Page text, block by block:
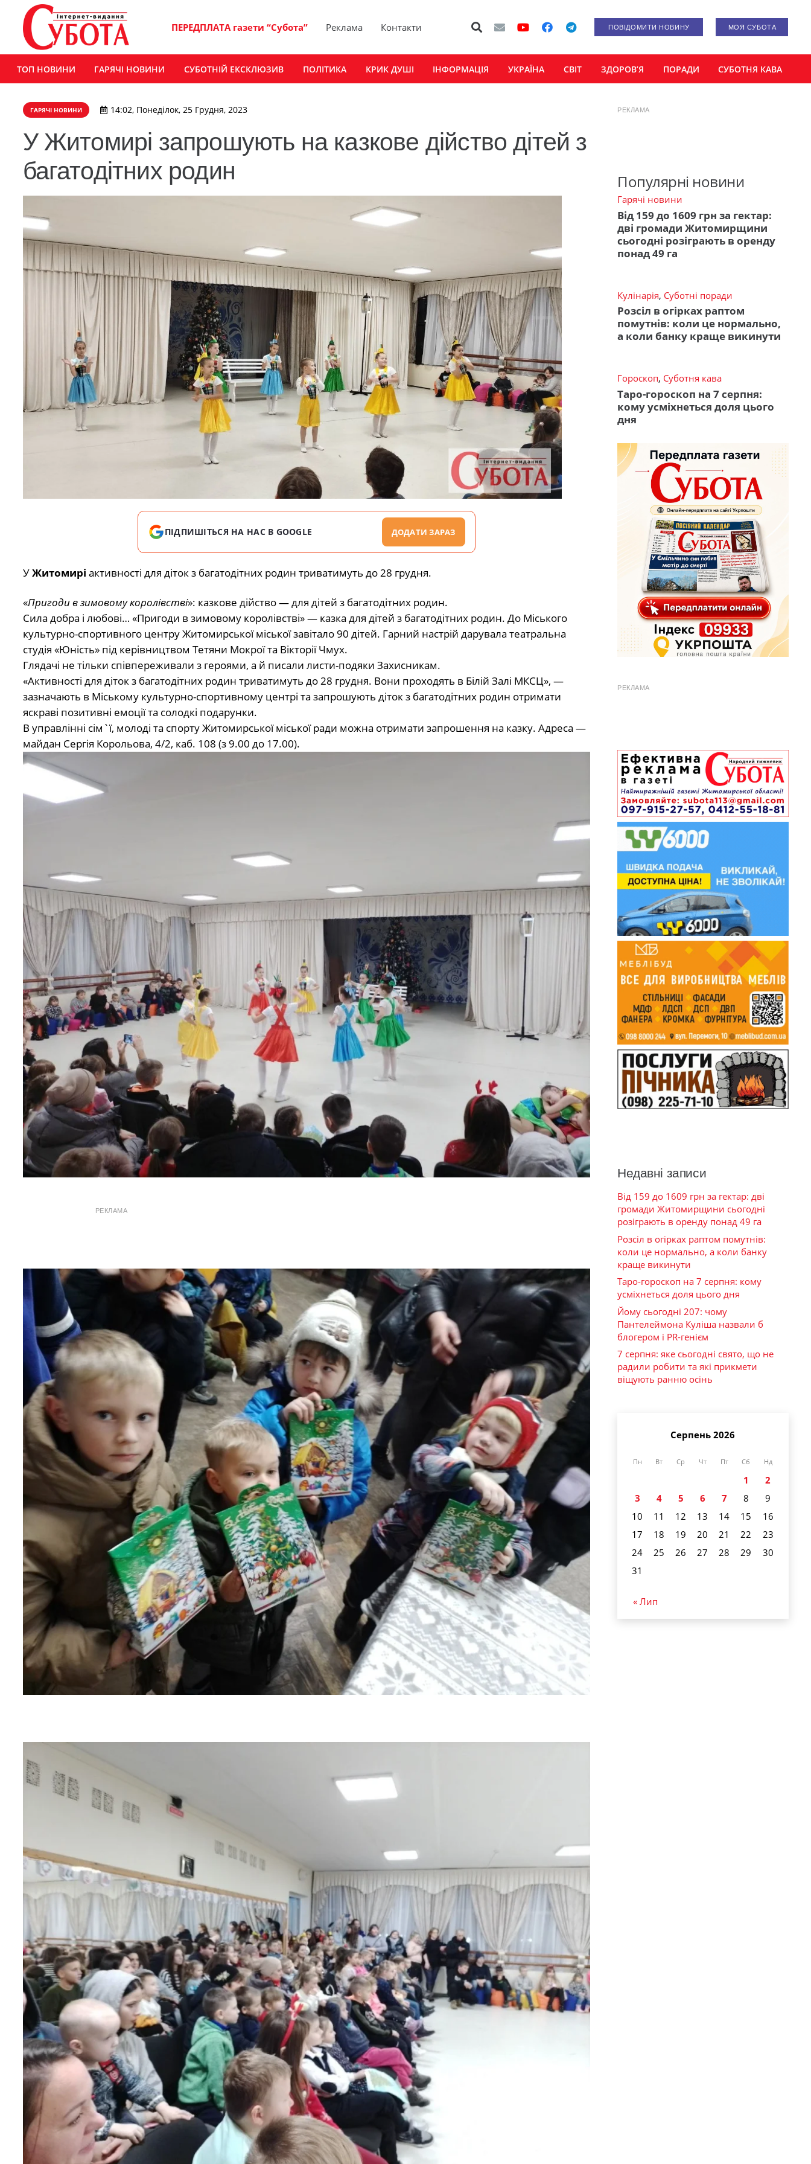
ПЕРЕДПЛАТА газети “Субота” Реклама Контакти ПОВІДОМИТИ НОВИНУ МОЯ СУБОТА
ТОП НОВИНИ ГАРЯЧІ НОВИНИ СУБОТНІЙ ЕКСКЛЮЗИВ ПОЛІТИКА КРИК ДУШІ ІНФОРМАЦІЯ УКРАЇНА СВІТ ЗДОРОВ’Я ПОРАДИ СУБОТНЯ КАВА
ГАРЯЧІ НОВИНИ 14:02, Понеділок, 25 Грудня, 2023
У Житомирі запрошують на казкове дійство дітей з
багатодітних родин
ПІДПИШІТЬСЯ НА НАС В GOOGLE ДОДАТИ ЗАРАЗ
УЖитомирі активності для діток з багатодітних родин триватимуть до 28 грудня.
«Пригоди в зимовому королівстві»: казкове дійство — для дітей з багатодітних родин.
Сила добра і любові… «Пригоди в зимовому королівстві» — казка для дітей з багатодітних родин. До Міського
культурно-спортивного центру Житомирської міської завітало 90 дітей. Гарний настрій дарувала театральна
студія «Юність» під керівництвом Тетяни Мокрої та Вікторії Чмух.
Глядачі не тільки співпереживали з героями, а й писали листи-подяки Захисникам.
«Активності для діток з багатодітних родин триватимуть до 28 грудня. Вони проходять в Білій Залі МКСЦ», —
зазначають в Міському культурно-спортивному центрі та запрошують діток з багатодітних родин отримати
яскраві позитивні емоції та солодкі подарунки.
В управлінні сім`ї, молоді та спорту Житомирської міської ради можна отримати запрошення на казку. Адреса —
майдан Сергія Корольова, 4/2, каб. 108 (з 9.00 до 17.00).
РЕКЛАМА
РЕКЛАМА
Популярні новини
Гарячі новини
Від 159 до 1609 грн за гектар:
дві громади Житомирщини
сьогодні розіграють в оренду
понад 49 га
Кулінарія, Суботні поради
Розсіл в огірках раптом
помутнів: коли це нормально,
а коли банку краще викинути
Гороскоп, Суботня кава
Таро-гороскоп на 7 серпня:
кому усміхнеться доля цього
дня
РЕКЛАМА
Недавні записи
Від 159 до 1609 грн за гектар: дві
громади Житомирщини сьогодні
розіграють в оренду понад 49 га
Розсіл в огірках раптом помутнів:
коли це нормально, а коли банку
краще викинути
Таро-гороскоп на 7 серпня: кому
усміхнеться доля цього дня
Йому сьогодні 207: чому
Пантелеймона Куліша назвали б
блогером і PR-генієм
7 серпня: яке сьогодні свято, що не
радили робити та які прикмети
віщують ранню осінь
Серпень 2026
Пн Вт Ср Чт Пт Сб Нд
1
2
3
4 5 6 7 8
9
10
11 12 13 14 15
16
17
18 19 20 21 22
23
24
25 26 27 28 29
30
31
« Лип